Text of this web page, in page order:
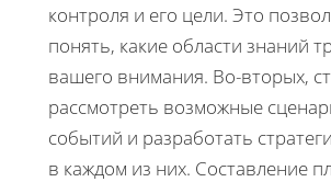
контроля и его цели. Это
понять, какие области знаний
вашего внимания. Во-вторых,
рассмотреть возможные
событий и разработать
в каждом из них. Составление